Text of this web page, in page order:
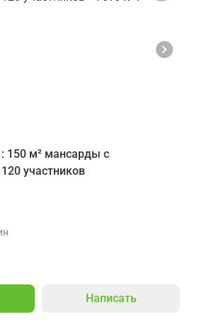
150 м² мансарды с
участников
Написать